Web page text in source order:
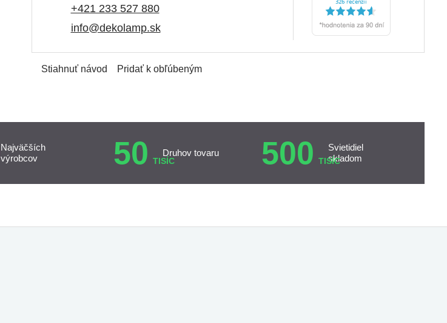
+421 233 527 880
info@dekolamp.sk
Stiahnuť návod Pridať k obľúbeným
Najväčších
výrobcov
50 TISÍC
Druhov tovaru 500 TISÍC
Svietidiel
skladom